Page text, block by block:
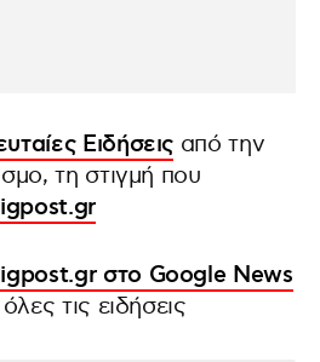
Ειδήσεις από την
τη στιγμή που
στο Google News
τις ειδήσεις